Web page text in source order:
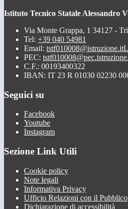
Istituto Tecnico Statale Alessandro
Via Monte Grappa, 1 34127 -
Tel: +39 040 54981
Email: tstf010008@istruzione.it
PEC:
C.F.: 00193400322
IBAN: IT 23 R 01030 02230
Seguici su
Facebook
Youtube
Instagram
Sezione Link Utili
Cookie policy
Note legali
Informativa Privacy
Ufficio Relazioni con il Pubblico
Dichiarazione di accessibilità